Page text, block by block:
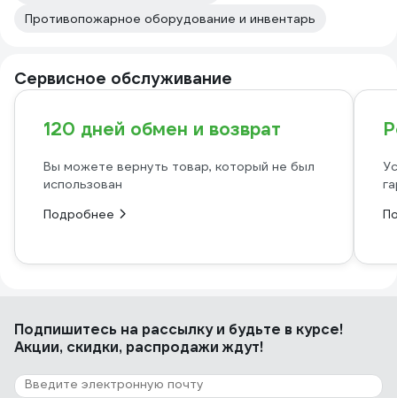
Противопожарное оборудование и инвентарь
Сервисное обслуживание
120 дней обмен и возврат
Вы можете вернуть товар, который не был
использован
Подробнее
Подпишитесь на рассылкуи будьте в курсе!
Акции, скидки, распродажи ждут!